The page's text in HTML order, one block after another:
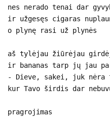
nes nerado tenai dar
ir užgesęs cigaras
o plynę rasi už plynės
aš tylėjau žiūrėjau
ir bananas tarp jų jau
- Dieve, sakei, juk nėra
kur Tavo širdis dar
pragrojimas